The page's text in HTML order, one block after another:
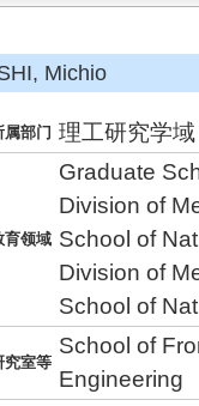
Michio
属部门 理工研究学
育领域
Graduate
Division of
School of
Division of
School of
究室等
School of
Engineering